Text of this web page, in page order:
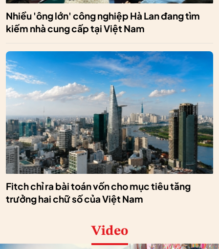
Nhiều 'ông lớn' công nghiệp Hà Lan đang tìm
kiếm nhà cung cấp tại Việt Nam
Fitch chỉ ra bài toán vốn cho mục tiêu tăng
trưởng hai chữ số của Việt Nam
Video